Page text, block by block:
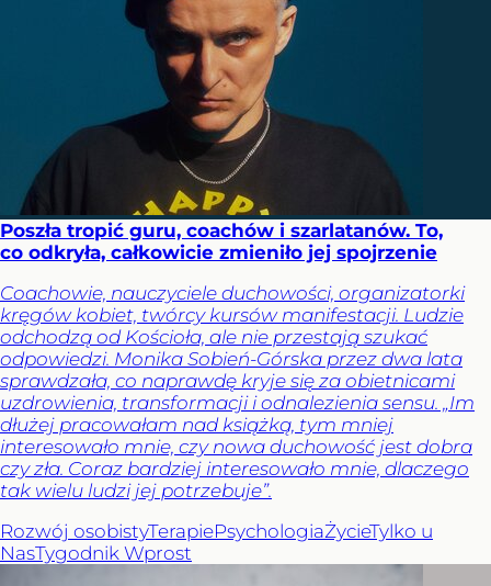
Poszła tropić guru, coachów i szarlatanów. To,
co odkryła, całkowicie zmieniło jej spojrzenie
Coachowie, nauczyciele duchowości, organizatorki
kręgów kobiet, twórcy kursów manifestacji. Ludzie
odchodzą od Kościoła, ale nie przestają szukać
odpowiedzi. Monika Sobień-Górska przez dwa lata
sprawdzała, co naprawdę kryje się za obietnicami
uzdrowienia, transformacji i odnalezienia sensu. „Im
dłużej pracowałam nad książką, tym mniej
interesowało mnie, czy nowa duchowość jest dobra
czy zła. Coraz bardziej interesowało mnie, dlaczego
tak wielu ludzi jej potrzebuje”.
Rozwój osobistyTerapiePsychologiaŻycieTylko u
NasTygodnik Wprost